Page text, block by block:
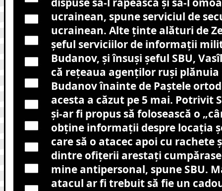
ucrainean, spune serviciul de
ucrainean. Alte ținte alături de
șeful serviciilor de informații
Budanov, și însuși șeful SBU,
că rețeaua agenților ruși plănuia
Budanov înainte de Paștele
acesta a căzut pe 5 mai. Potrivit
și-ar fi propus să folosească o
obține informații despre locația
care să o atacec apoi cu rachete
dintre ofițerii arestați
mine antipersonal, spune SBU.
atacul ar fi trebuit să fie un